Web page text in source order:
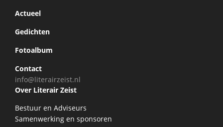
Actueel
Gedichten
Fotoalbum
Contact
info@literairzeist.nl
Over Literair Zeist
Bestuur en Adviseurs
Samenwerking en sponsoren